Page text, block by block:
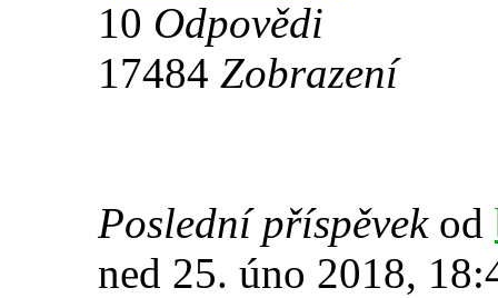
10 Odpovědi
17484 Zobrazení
Poslední příspěvek od
ned 25. úno 2018,